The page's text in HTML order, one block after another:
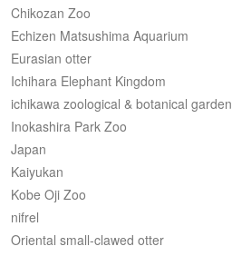
Chikozan Zoo
Echizen Matsushima Aquarium
Eurasian otter
Ichihara Elephant Kingdom
ichikawa zoological & botanical garden
Inokashira Park Zoo
Japan
Kaiyukan
Kobe Oji Zoo
nifrel
Oriental small-clawed otter